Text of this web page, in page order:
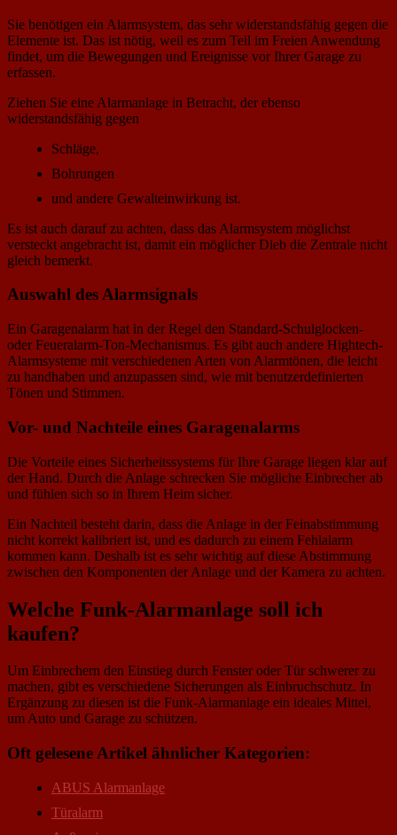
Sie benötigen ein Alarmsystem, das sehr widerstandsfähig gegen die
Elemente ist. Das ist nötig, weil es zum Teil im Freien Anwendung
findet, um die Bewegungen und Ereignisse vor Ihrer Garage zu
erfassen.
Ziehen Sie eine Alarmanlage in Betracht, der ebenso
widerstandsfähig gegen
Schläge,
Bohrungen
und andere Gewalteinwirkung ist.
Es ist auch darauf zu achten, dass das Alarmsystem möglichst
versteckt angebracht ist, damit ein möglicher Dieb die Zentrale nicht
gleich bemerkt.
Auswahl des Alarmsignals
Ein Garagenalarm hat in der Regel den Standard-Schulglocken-
oder Feueralarm-Ton-Mechanismus. Es gibt auch andere Hightech-
Alarmsysteme mit verschiedenen Arten von Alarmtönen, die leicht
zu handhaben und anzupassen sind, wie mit benutzerdefinierten
Tönen und Stimmen.
Vor- und Nachteile eines Garagenalarms
Die Vorteile eines Sicherheitssystems für Ihre Garage liegen klar auf
der Hand. Durch die Anlage schrecken Sie mögliche Einbrecher ab
und fühlen sich so in Ihrem Heim sicher.
Ein Nachteil besteht darin, dass die Anlage in der Feinabstimmung
nicht korrekt kalibriert ist, und es dadurch zu einem Fehlalarm
kommen kann. Deshalb ist es sehr wichtig auf diese Abstimmung
zwischen den Komponenten der Anlage und der Kamera zu achten.
Welche Funk-Alarmanlage soll ich
kaufen?
Um Einbrechern den Einstieg durch Fenster oder Tür schwerer zu
machen, gibt es verschiedene Sicherungen als Einbruchschutz. In
Ergänzung zu diesen ist die Funk-Alarmanlage ein ideales Mittel,
um Auto und Garage zu schützen.
Oft gelesene Artikel ähnlicher Kategorien:
ABUS Alarmanlage
Türalarm